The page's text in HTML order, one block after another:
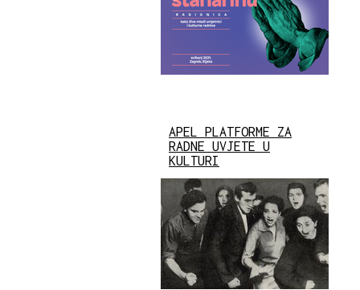
APEL PLATFORME ZA
RADNE UVJETE U
KULTURI